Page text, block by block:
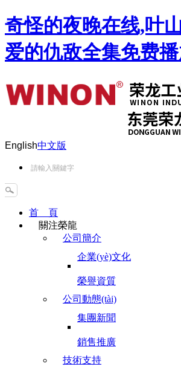
奇怪的夜晚在线,叶
爱的仇敌全集免费
English中文版
首 頁
關注榮龍
公司簡介
企業(yè)文化
榮譽資質
公司動態(tài)
集團新聞
銷售推廣
技術支持